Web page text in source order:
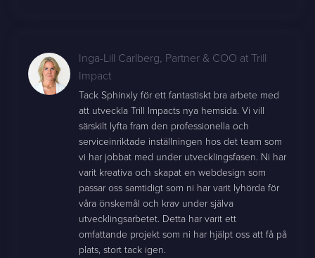
Inga-Lill Carlberg, Partner & COO at Trill
Impact
Tack Sphinxly för ett fantastiskt bra arbete med
att utveckla Trill Impacts nya hemsida. Vi vill
särskilt lyfta fram den professionella och
serviceinriktade inställningen hos det team som
vi har jobbat med under utvecklingsfasen. Ni har
varit kreativa och skapat en webdesign som
passar oss samtidigt som ni har varit lyhörda för
våra önskemål och krav under själva
utvecklingsarbetet. Detta har varit ett
omfattande projekt som ni har hjälpt oss att få på
plats, stort tack igen.